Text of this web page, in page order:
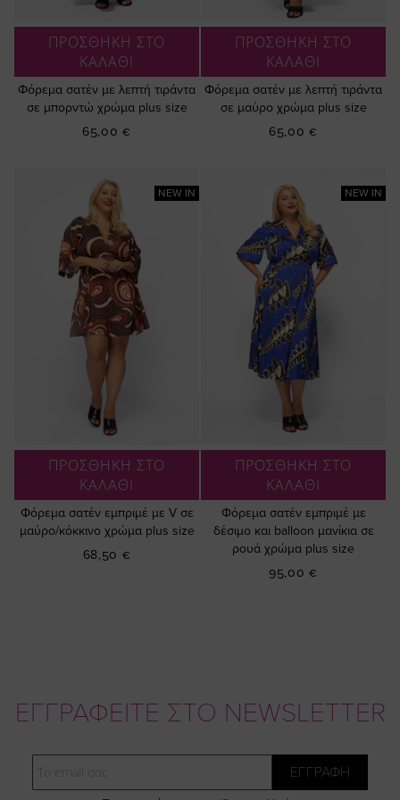
ΠΡΟΣΘΗΚΗ ΣΤΟ
ΚΑΛΑΘΙ
Φόρεμα σατέν με λεπτή τιράντα
σε μπορντώ χρώμα plus size
65,00 €
ΠΡΟΣΘΗΚΗ ΣΤΟ
ΚΑΛΑΘΙ
Φόρεμα σατέν με λεπτή τιράντα
σε μαύρο χρώμα plus size
65,00 €
NEW IN
ΠΡΟΣΘΗΚΗ ΣΤΟ
ΚΑΛΑΘΙ
Φόρεμα σατέν εμπριμέ με V σε
μαύρο/κόκκινο χρώμα plus size
68,50 €
NEW IN
ΠΡΟΣΘΗΚΗ ΣΤΟ
ΚΑΛΑΘΙ
Φόρεμα σατέν εμπριμέ με
δέσιμο και balloon μανίκια σε
ρουά χρώμα plus size
95,00 €
ΕΓΓΡΑΦΕΙΤΕ ΣΤΟ NEWSLETTER
ΕΓΓΡΑΦΗ